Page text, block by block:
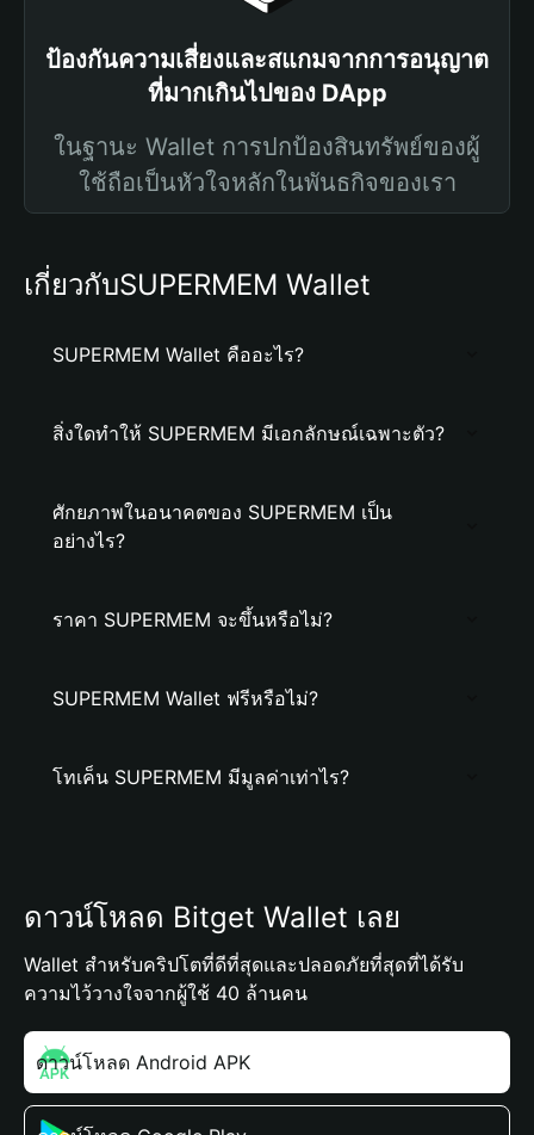
ป้องกันความเสี่ยงและสแกมจากการอนุญาต
ที่มากเกินไปของ DApp
ในฐานะ Wallet การปกป้องสินทรัพย์ของผู้
ใช้ถือเป็นหัวใจหลักในพันธกิจของเรา
เกี่ยวกับSUPERMEM Wallet
SUPERMEM Wallet คืออะไร?
สิ่งใดทำให้ SUPERMEM มีเอกลักษณ์เฉพาะตัว?
ศักยภาพในอนาคตของ SUPERMEM เป็น
อย่างไร?
ราคา SUPERMEM จะขึ้นหรือไม่?
SUPERMEM Wallet ฟรีหรือไม่?
โทเค็น SUPERMEM มีมูลค่าเท่าไร?
ดาวน์โหลด Bitget Wallet เลย
Wallet สำหรับคริปโตที่ดีที่สุดและปลอดภัยที่สุดที่ได้รับ
ความไว้วางใจจากผู้ใช้ 40 ล้านคน
ดาวน์โหลด Android APK